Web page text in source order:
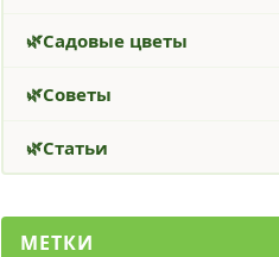
Садовые цветы
Советы
Статьи
МЕТКИ